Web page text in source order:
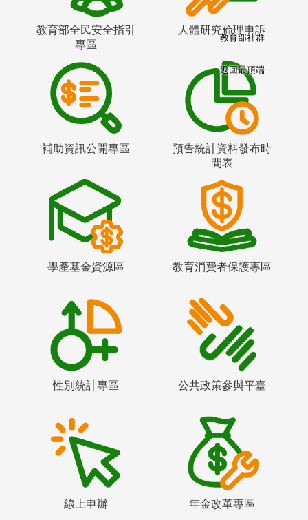
教育部全民安全指引
專區
人體研究倫理申訴
補助資訊公開專區
預告統計資料發布時
間表
學產基金資源區 教育消費者保護專區
性別統計專區 公共政策參與平臺
線上申辦 年金改革專區
教育部社群
返回最頂端